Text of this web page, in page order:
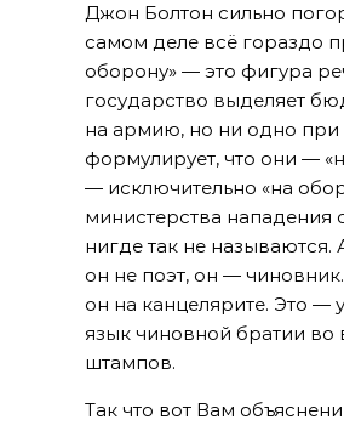
Джон Болтон сильно
самом деле всё гораздо
оборону» — это фигура
государство выделяет
на армию, но ни одно при
формулирует, что они —
— исключительно «на
министерства нападения
нигде так не
он не поэт, он —
он на канцелярите. Это —
язык чиновной братии
штампов.
Так что вот Вам